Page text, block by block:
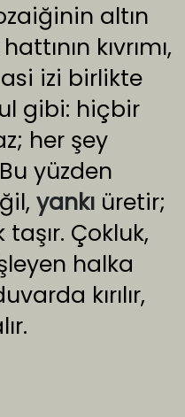
altın
kıvrımı,
izi birlikte
gibi: hiçbir
her şey
yüzden
yankı üretir;
Çokluk,
halka
kırılır,